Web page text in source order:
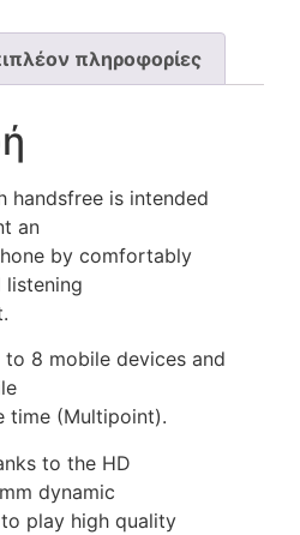
πληροφορίες
handsfree is intended
an
by comfortably
listening
8 mobile devices and
time (Multipoint).
to the HD
dynamic
play high quality